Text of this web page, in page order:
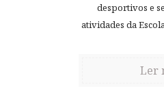
desportivos e
atividades da
Ler